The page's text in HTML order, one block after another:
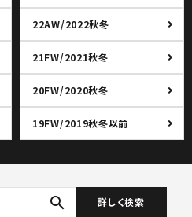
22AW/2022秋冬
21FW/2021秋冬
20FW/2020秋冬
19FW/2019秋冬以前
search 詳しく検索